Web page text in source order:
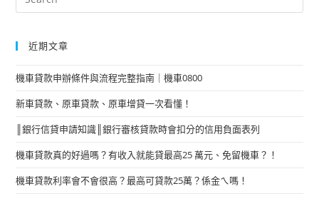
近期文章
機車貸款申辦條件與流程完整指南｜機車0800
新車貸款、原車貸款、原車增貸一次看懂！
║銀行信貸申請知識║銀行審核貸款時會扣分的信用負面表列
機車貸款真的好過嗎？有收入就能貸最高25 萬元、免留機車？！
機車貸款利率會不會很高？最高可貸款25萬？係金ㄟ嗎！